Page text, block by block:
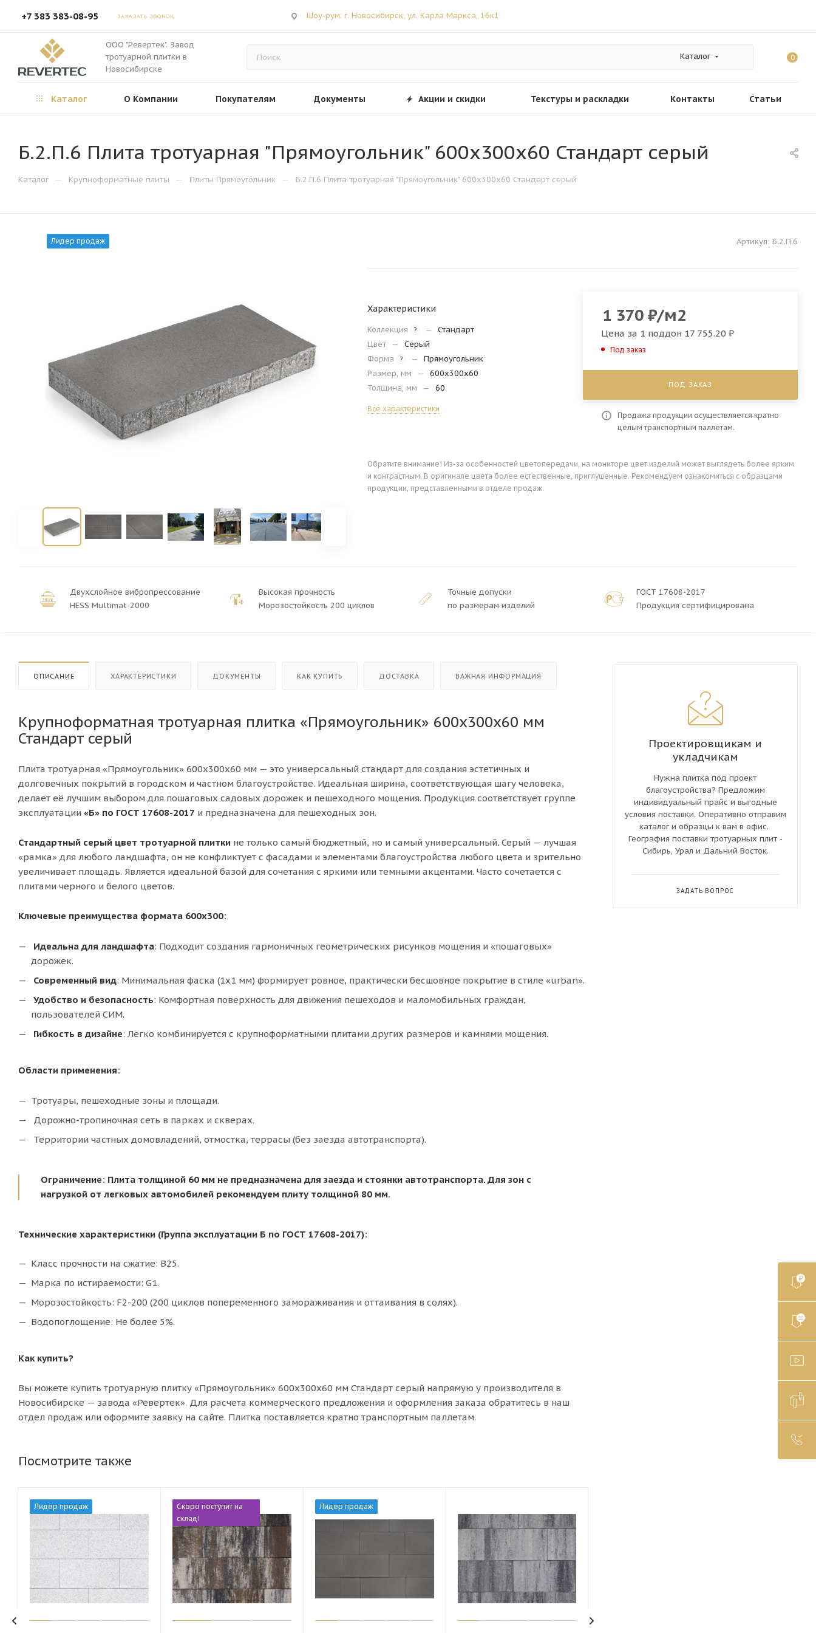
+7 383 383-08-95 ЗАКАЗАТЬ ЗВОНОК Шоу-рум: г. Новосибирск, ул. Карла Маркса, 16к1
ООО "Ревертек". Завод
тротуарной плитки в
Новосибирске
Каталог 0
Каталог О Компании Покупателям Документы Акции и скидки Текстуры и раскладки Контакты Статьи
Б.2.П.6 Плита тротуарная "Прямоугольник" 600х300х60 Стандарт серый
Каталог — Крупноформатные плиты — Плиты Прямоугольник — Б.2.П.6 Плита тротуарная "Прямоугольник" 600х300х60 Стандарт серый
Лидер продаж Артикул: Б.2.П.6
Характеристики
Коллекция ? —
Стандарт
Цвет
—
Серый
Форма
? —
Прямоугольник
Размер, мм
—
600х300х60
Толщина, мм
— 60
Все характеристики
1 370₽/м2
Цена за 1 поддон 17 755.20 ₽
Под заказ
ПОД ЗАКАЗ
Продажа продукции осуществляется кратно
целым транспортным паллетам.
Обратите внимание! Из-за особенностей цветопередачи, на мониторе цвет изделий может выглядеть более ярким
и контрастным. В оригинале цвета более естественные, приглушенные. Рекомендуем ознакомиться с образцами
продукции, представленными в отделе продаж.
Двухслойное вибропрессование
HESS Multimat-2000
Высокая прочность
Морозостойкость 200 циклов
Точные допуски
по размерам изделий
ГОСТ 17608-2017
Продукция сертифицирована
ОПИСАНИЕ ХАРАКТЕРИСТИКИ ДОКУМЕНТЫ КАК КУПИТЬ ДОСТАВКА ВАЖНАЯ ИНФОРМАЦИЯ
Крупноформатная тротуарная плитка «Прямоугольник» 600x300x60 мм
Стандарт серый
Плита тротуарная «Прямоугольник» 600х300х60 мм — это универсальный стандарт для создания эстетичных и
долговечных покрытий в городском и частном благоустройстве. Идеальная ширина, соответствующая шагу человека,
делает её лучшим выбором для пошаговых садовых дорожек и пешеходного мощения. Продукция соответствует группе
эксплуатации «Б» по ГОСТ 17608-2017 и предназначена для пешеходных зон.
Стандартный серый цвет тротуарной плитки не только самый бюджетный, но и самый универсальный. Серый — лучшая
«рамка» для любого ландшафта, он не конфликтует с фасадами и элементами благоустройства любого цвета и зрительно
увеличивает площадь. Является идеальной базой для сочетания с яркими или темными акцентами. Часто сочетается с
плитами черного и белого цветов.
Ключевые преимущества формата 600х300:
Идеальна для ландшафта: Подходит создания гармоничных геометрических рисунков мощения и «пошаговых»
дорожек.
Современный вид: Минимальная фаска (1х1 мм) формирует ровное, практически бесшовное покрытие в стиле «urban».
Удобство и безопасность: Комфортная поверхность для движения пешеходов и маломобильных граждан,
пользователей СИМ.
Гибкость в дизайне: Легко комбинируется с крупноформатными плитами других размеров и камнями мощения.
Области применения:
Тротуары, пешеходные зоны и площади.
Дорожно-тропиночная сеть в парках и скверах.
Территории частных домовладений, отмостка, террасы (без заезда автотранспорта).
Ограничение: Плита толщиной 60 мм не предназначена для заезда и стоянки автотранспорта. Для зон с
нагрузкой от легковых автомобилей рекомендуем плиту толщиной 80 мм.
Технические характеристики (Группа эксплуатации Б по ГОСТ 17608-2017):
Класс прочности на сжатие: В25.
Марка по истираемости: G1.
Морозостойкость: F2-200 (200 циклов попеременного замораживания и оттаивания в солях).
Водопоглощение: Не более 5%.
Как купить?
Вы можете купить тротуарную плитку «Прямоугольник» 600х300х60 мм Стандарт серый напрямую у производителя в
Новосибирске — завода «Ревертек». Для расчета коммерческого предложения и оформления заказа обратитесь в наш
отдел продаж или оформите заявку на сайте. Плитка поставляется кратно транспортным паллетам.
Посмотрите также
Лидер продаж
Скоро поступит на
склад!
Лидер продаж
Проектировщикам и
укладчикам
Нужна плитка под проект
благоустройства? Предложим
индивидуальный прайс и выгодные
условия поставки. Оперативно отправим
каталог и образцы к вам в офис.
География поставки тротуарных плит -
Сибирь, Урал и Дальний Восток.
ЗАДАТЬ ВОПРОС